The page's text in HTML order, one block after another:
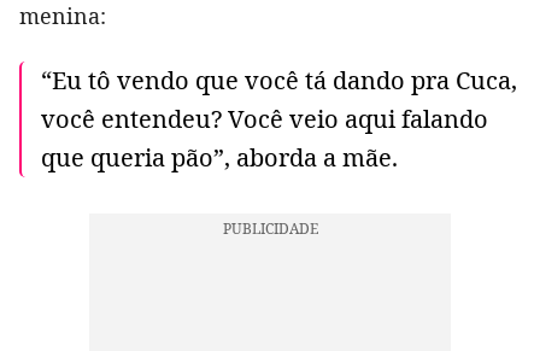
menina:
“Eu tô vendo que você tá dando pra Cuca,
você entendeu? Você veio aqui falando
que queria pão”, aborda a mãe.